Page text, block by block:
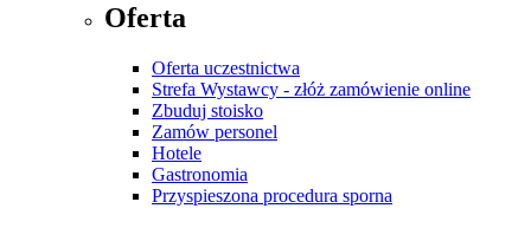
Oferta
Oferta uczestnictwa
Strefa Wystawcy - złóż zamówienie online
Zbuduj stoisko
Zamów personel
Hotele
Gastronomia
Przyspieszona procedura sporna